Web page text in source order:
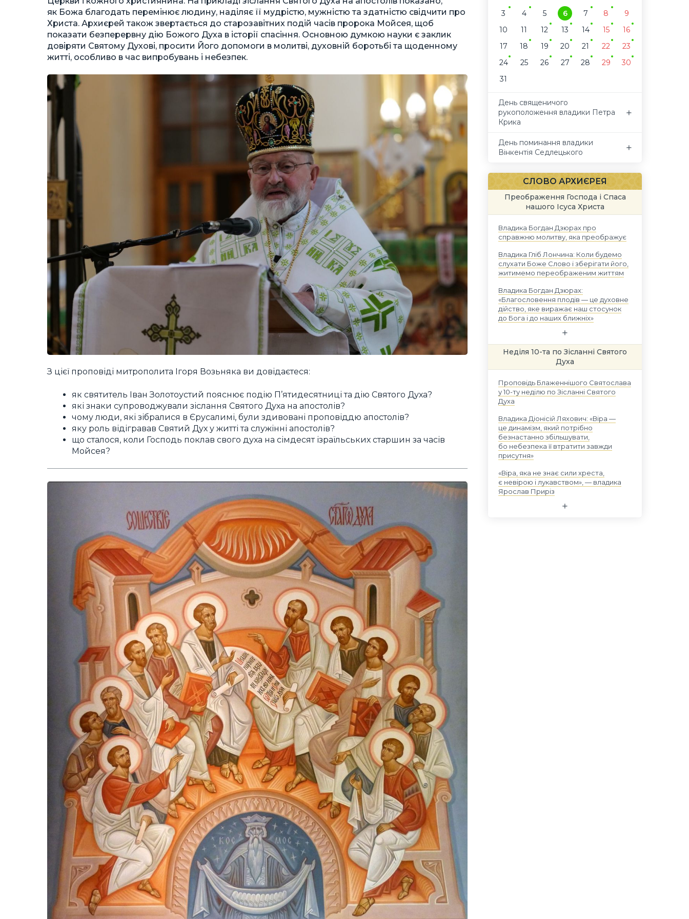
як Божа благодать перемінює людину, наділяє її мудрістю, мужністю та здатністю свідчити про
Христа. Архиєрей також звертається до старозавітних подій часів пророка Мойсея, щоб
показати безперервну дію Божого Духа в історії спасіння. Основною думкою науки є заклик
довіряти Святому Духові, просити Його допомоги в молитві, духовній боротьбі та щоденному
житті, особливо в час випробувань і небезпек.
З цієї проповіді митрополита Ігоря Возьняка ви довідаєтеся:
як святитель Іван Золотоустий пояснює подію П’ятидесятниці та дію Святого Духа?
які знаки супроводжували зіслання Святого Духа на апостолів?
чому люди, які зібралися в Єрусалимі, були здивовані проповіддю апостолів?
яку роль відігравав Святий Дух у житті та служінні апостолів?
що сталося, коли Господь поклав свого духа на сімдесят ізраїльських старшин за часів
Мойсея?
3
4 5 6 7 8
9
10
11 12 13 14 15
16
17
18 19 20 21 22
23
24
25 26 27 28 29
30
31
День священичого
рукоположення владики Петра
Крика
День поминання владики
Вінкентія Седлецького
СЛОВО АРХИЄРЕЯ
Преображення Господа і Спаса
нашого Ісуса Христа
Владика Богдан Дзюрах про
справжню молитву, яка преображує
Владика Гліб Лончина: Коли будемо
слухати Боже Слово і зберігати його,
житимемо переображеним життям
Владика Богдан Дзюрах:
«Благословення плодів — це духовне
дійство, яке виражає наш стосунок
до Бога і до наших ближніх»
Неділя 10-та по Зісланні Святого
Духа
Проповідь Блаженнішого Святослава
у 10-ту неділю по Зісланні Святого
Духа
Владика Діонісій Ляхович: «Віра —
це динамізм, який потрібно
безнастанно збільшувати,
бо небезпека її втратити завжди
присутня»
«Віра, яка не знає сили хреста,
є невірою і лукавством», — владика
Ярослав Приріз